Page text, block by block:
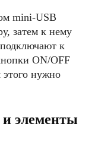
mini-USB
затем к нему
к
ON/OFF
этого нужно
элементы